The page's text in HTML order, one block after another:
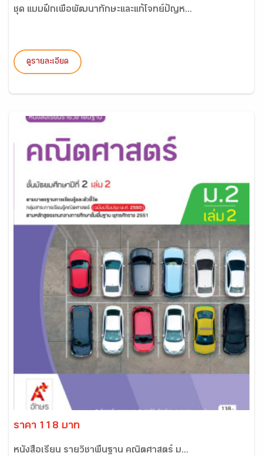
ชุด แบบฝึกเพื่อพัฒนาทักษะและแก้โจทย์ปัญห...
ดูรายละเอียด
ราคา 118 บาท
หนังสือเรียน รายวิชาพื้นฐาน คณิตศาสตร์ ม...